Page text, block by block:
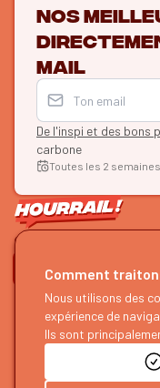
Nos
mail
De l'inspi et des bons
carbone
Toutes les 2 semaines
ON SE SUIT ?
HOURRAIL !
À propos
Devenir partenaire
Nous faire un retour
Comment
Nous utilisons des
expérience de
Ils sont